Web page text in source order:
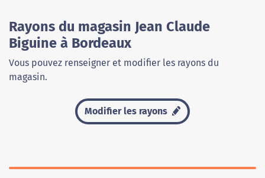
Rayons du magasin Jean Claude
Biguine à Bordeaux
Vous pouvez renseigner et modifier les rayons du
magasin.
Modifier les rayons